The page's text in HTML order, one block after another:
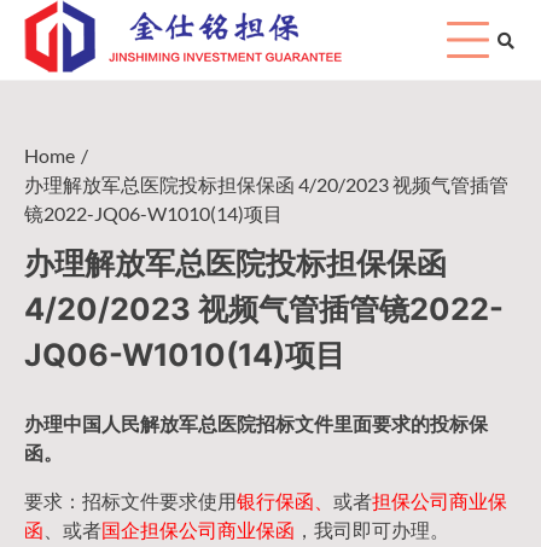
Skip
content
Home
办理解放军总医院投标担保保函 4/20/2023 视频气管插管
镜2022-JQ06-W1010(14)项目
办理解放军总医院投标担保保函
4/20/2023 视频气管插管镜2022-
JQ06-W1010(14)项目
办理中国人民解放军总医院招标文件里面要求的投标保
函。
要求：招标文件要求使用银行保函、 或者担保公司商业保
函 、或者国企担保公司商业保函 ，我司即可办理。